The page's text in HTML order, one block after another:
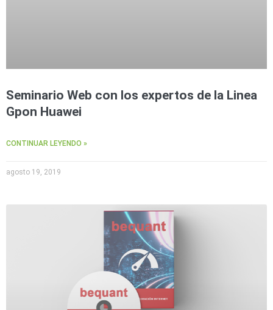
Seminario Web con los expertos de la Linea
Gpon Huawei
CONTINUAR LEYENDO »
agosto 19, 2019